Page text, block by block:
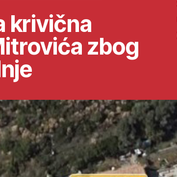
krivična
zbog